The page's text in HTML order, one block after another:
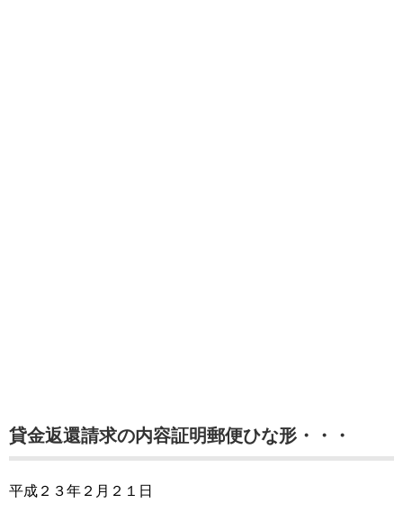
貸金返還請求の内容証明郵便ひな形・・・
平成２３年２月２１日